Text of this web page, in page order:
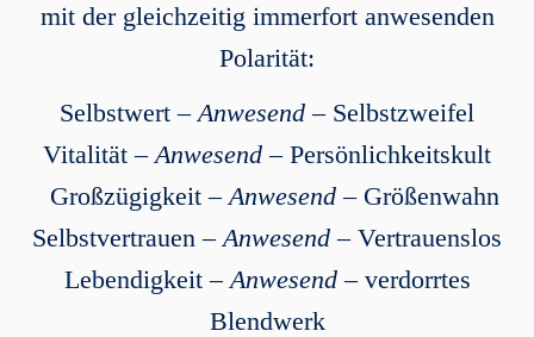
mit der gleichzeitig immerfort anwesenden
Polarität:
Selbstwert –Anwesend – Selbstzweifel
Vitalität –Anwesend – Persönlichkeitskult
Großzügigkeit –Anwesend– Größenwahn
Selbstvertrauen –Anwesend – Vertrauenslos
Lebendigkeit –Anwesend– verdorrtes
Blendwerk